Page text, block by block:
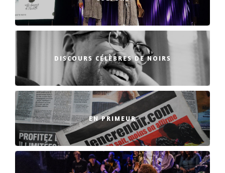
DISCOURS CÉLÈBRES DE NOIRS
EN PRIMEUR